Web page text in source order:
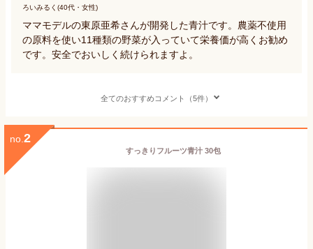
ろいみるく(40代・女性)
ママモデルの東原亜希さんが開発した青汁です。農薬不使用
の原料を使い11種類の野菜が入っていて栄養価が高くお勧め
です。安全でおいしく続けられますよ。
全てのおすすめコメント（5件）
no. 2
すっきりフルーツ青汁 30包